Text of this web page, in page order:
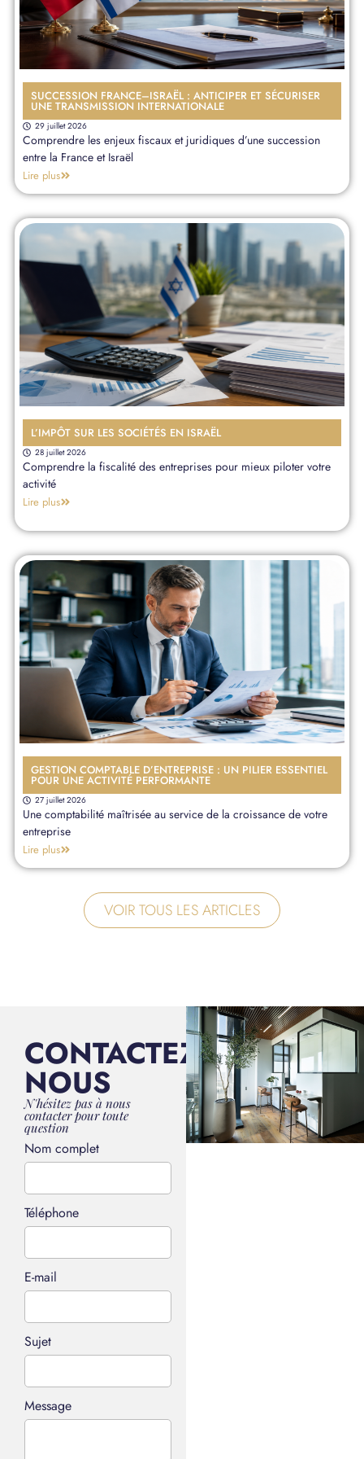
SUCCESSION FRANCE–ISRAËL : ANTICIPER ET SÉCURISER
UNE TRANSMISSION INTERNATIONALE
29 juillet 2026
Comprendre les enjeux fiscaux et juridiques d’une succession
entre la France et Israël
Lire plus
L’IMPÔT SUR LES SOCIÉTÉS EN ISRAËL
28 juillet 2026
Comprendre la fiscalité des entreprises pour mieux piloter votre
activité
Lire plus
GESTION COMPTABLE D’ENTREPRISE : UN PILIER ESSENTIEL
POUR UNE ACTIVITÉ PERFORMANTE
27 juillet 2026
Une comptabilité maîtrisée au service de la croissance de votre
entreprise
Lire plus
VOIR TOUS LES ARTICLES
CONTACTEZ-
NOUS
N'hésitez pas à nous
contacter pour toute
question
Nom complet
Téléphone
E-mail
Sujet
Message